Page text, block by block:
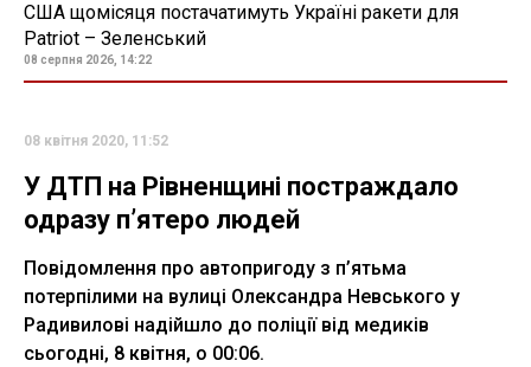
США щомісяця постачатимуть Україні ракети для
Patriot – Зеленський
08 серпня 2026, 14:22
08 квітня 2020, 11:52
У ДТП на Рівненщині постраждало
одразу п’ятеро людей
Повідомлення про автопригоду з п’ятьма
потерпілими на вулиці Олександра Невського у
Радивилові надійшло до поліції від медиків
сьогодні, 8 квітня, о 00:06.